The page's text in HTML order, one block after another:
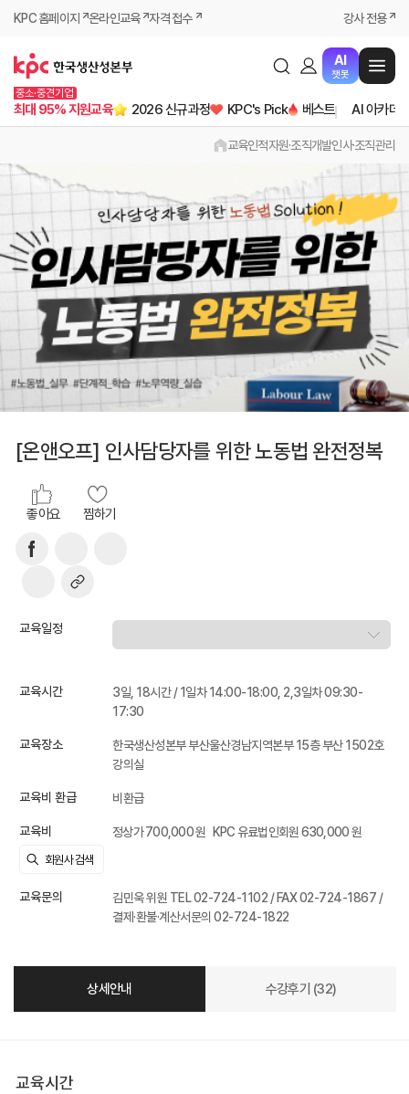
KPC 홈페이지 온라인교육 자격 접수 강사 전용
AI
챗봇
중소·중견기업
최대 95% 지원교육 2026 신규과정 KPC's Pick 베스트 AI 아카데
교육인적자원·조직개발인사·조직관리
[온앤오프] 인사담당자를 위한 노동법 완전정복
좋아요 찜하기
교육일정
교육시간
3일, 18시간 / 1일차 14:00-18:00, 2,3일차 09:30-
17:30
교육장소
한국생산성본부 부산울산경남지역본부 15층 부산 1502호
강의실
교육비 환급 비환급
교육비 정상가 700,000 원 KPC 유료법인회원 630,000 원
교육문의
김민욱 위원 TEL 02-724-1102 / FAX 02-724-1867 /
결제·환불·계산서문의 02-724-1822
상세안내 수강후기 (32)
교육시간